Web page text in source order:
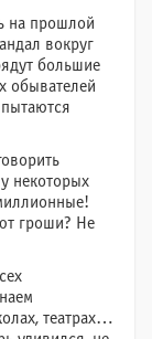
на прошлой
вокруг
большие
обывателей
некоторых
гроши? Не
театрах…